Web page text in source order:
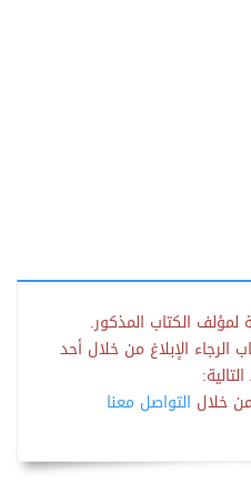
لمؤلف الكتاب المذكور.
الإبلاغ من خلال أحد
خلال التواصل معنا